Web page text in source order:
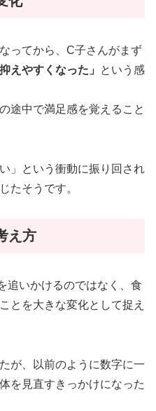
ってから、C子さんがまず
えやすくなった」
という感
途中で満足感を覚えること
」という衝動に振り回され
たそうです。
え方
追いかけるのではなく、食
とを大きな変化として捉え
が、以前のように数字に一
を見直すきっかけになった